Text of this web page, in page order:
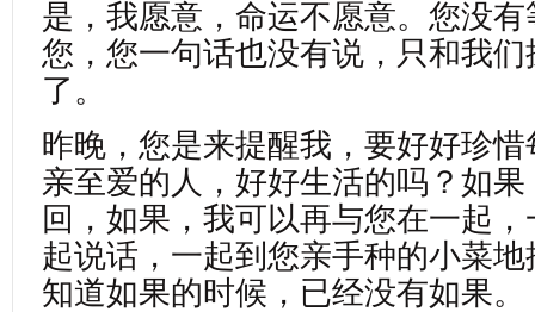
是，我愿意，命运不愿意。您没
您，您一句话也没有说，只和我
了。
昨晚，您是来提醒我，要好好珍
亲至爱的人，好好生活的吗？如
回，如果，我可以再与您在一起
起说话，一起到您亲手种的小菜
知道如果的时候，已经没有如果。